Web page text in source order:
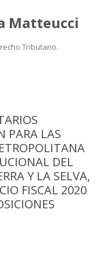
Matteucci
Tributario.
PARA LAS
DEL
Y LA SELVA,
FISCAL 2020